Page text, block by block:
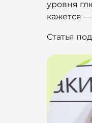
уровня
кажется —
Статья